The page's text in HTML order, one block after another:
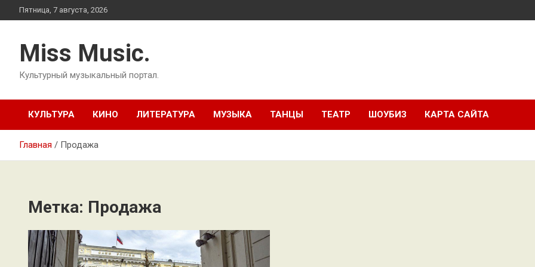
Перейти
к
Пятница, 7 августа, 2026
Miss Music.
Культурный музыкальный портал.
КУЛЬТУРА КИНО ЛИТЕРАТУРА МУЗЫКА ТАНЦЫ ТЕАТР ШОУБИЗ КАРТА САЙТА
Главная Продажа
Метка: Продажа